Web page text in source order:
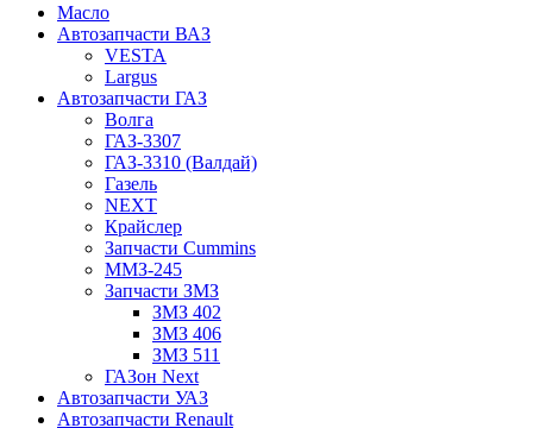
Масло
Автозапчасти ВАЗ
VESTA
Largus
Автозапчасти ГАЗ
Волга
ГАЗ-3307
ГАЗ-3310 (Валдай)
Газель
NEXT
Крайслер
Запчасти Cummins
ММЗ-245
Запчасти ЗМЗ
ЗМЗ 402
ЗМЗ 406
ЗМЗ 511
ГАЗон Next
Автозапчасти УАЗ
Автозапчасти Renault